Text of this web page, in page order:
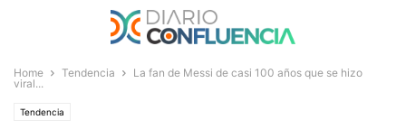
Home Tendencia
La fan de Messi de casi 100 años que se hizo
viral...
Tendencia